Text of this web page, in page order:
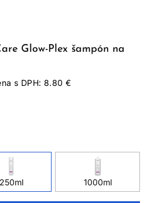
Glow-Plex šampón na
s DPH: 8.80 €
250ml 1000ml